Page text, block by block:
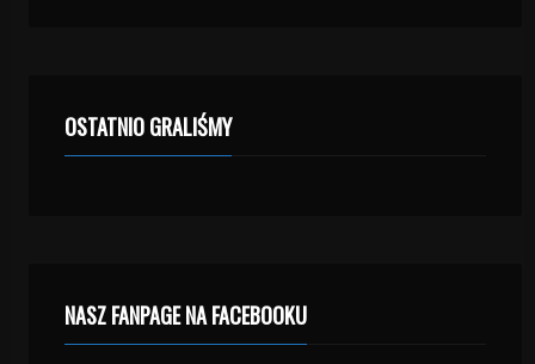
OSTATNIO GRALIŚMY
NASZ FANPAGE NA FACEBOOKU